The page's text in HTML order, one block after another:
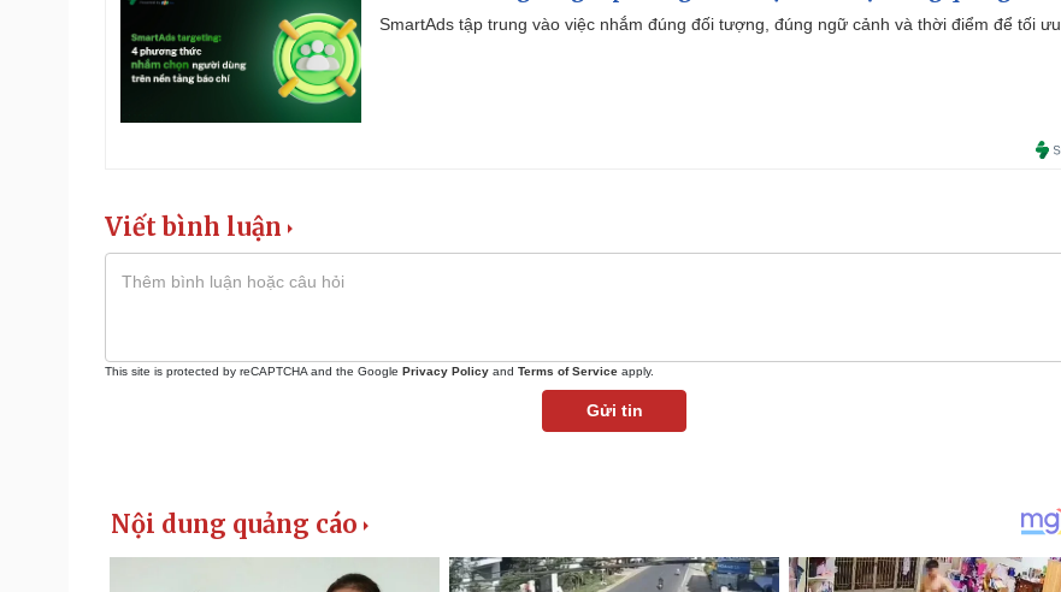
SmartAds tập trung vào việc nhắm đúng đối tượng, đúng ngữ cảnh và thời điểm để tối ưu.
Viết bình luận
This site is protected by reCAPTCHA and the Google Privacy Policy and Terms of Service apply.
Gửi tin